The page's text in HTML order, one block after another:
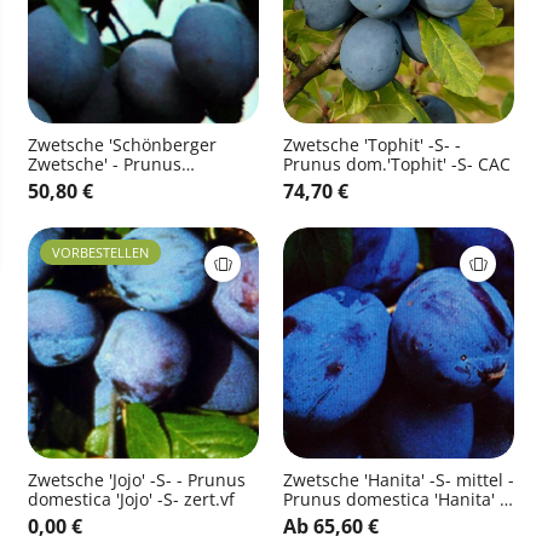
Zwetsche 'Schönberger
Zwetsche' - Prunus
domestica 'Schönberger
Zwetsche' CAC
50,80 €
Zwetsche 'Tophit' -S- -
Prunus dom.'Tophit' -S- CAC
74,70 €
VORBESTELLEN
Zwetsche 'Jojo' -S- - Prunus
domestica 'Jojo' -S- zert.vf
0,00 €
Zwetsche 'Hanita' -S- mittel -
Prunus domestica 'Hanita' -
S- CAC
Ab 65,60 €